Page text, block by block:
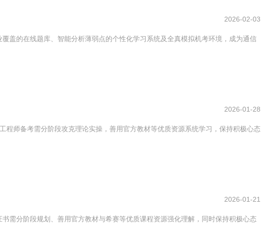
2026-02-03
盖的在线题库、智能分析薄弱点的个性化学习系统及全真模拟机考环境，成为通信
2026-01-28
程师备考需分阶段攻克理论实操，善用官方教材等优质资源系统学习，保持积极心态
2026-01-21
需分阶段规划、善用官方教材与希赛等优质课程资源强化理解，同时保持积极心态